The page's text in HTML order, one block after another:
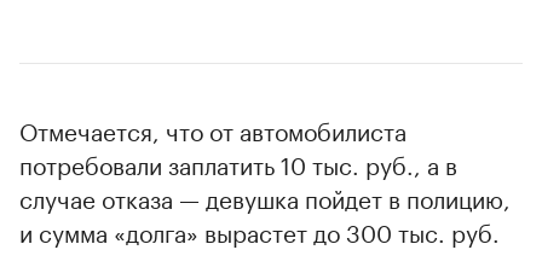
Отмечается, что от автомобилиста
потребовали заплатить 10 тыс. руб., а в
случае отказа — девушка пойдет в полицию,
и сумма «долга» вырастет до 300 тыс. руб.